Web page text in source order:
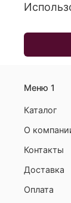
Меню 1
Каталог
О
Контакты
Доставка
Оплата